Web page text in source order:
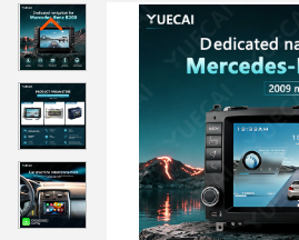
B200 2009 avec le Port USB et le Type C